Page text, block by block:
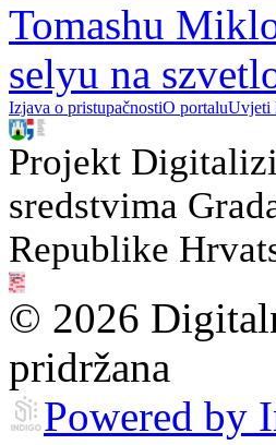
Tomashu
selyu na
Izjava o pristupačnostiO portaluUvjeti
Projekt
sredstvima
Republike
© 2026
pridržana
Powered by